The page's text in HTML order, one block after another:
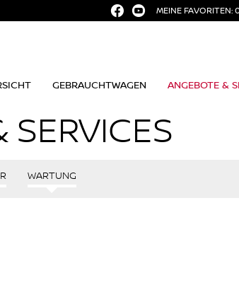
MEINE FAVORITEN:
GEBRAUCHTWAGEN ANGEBOTE &
WARTUNG